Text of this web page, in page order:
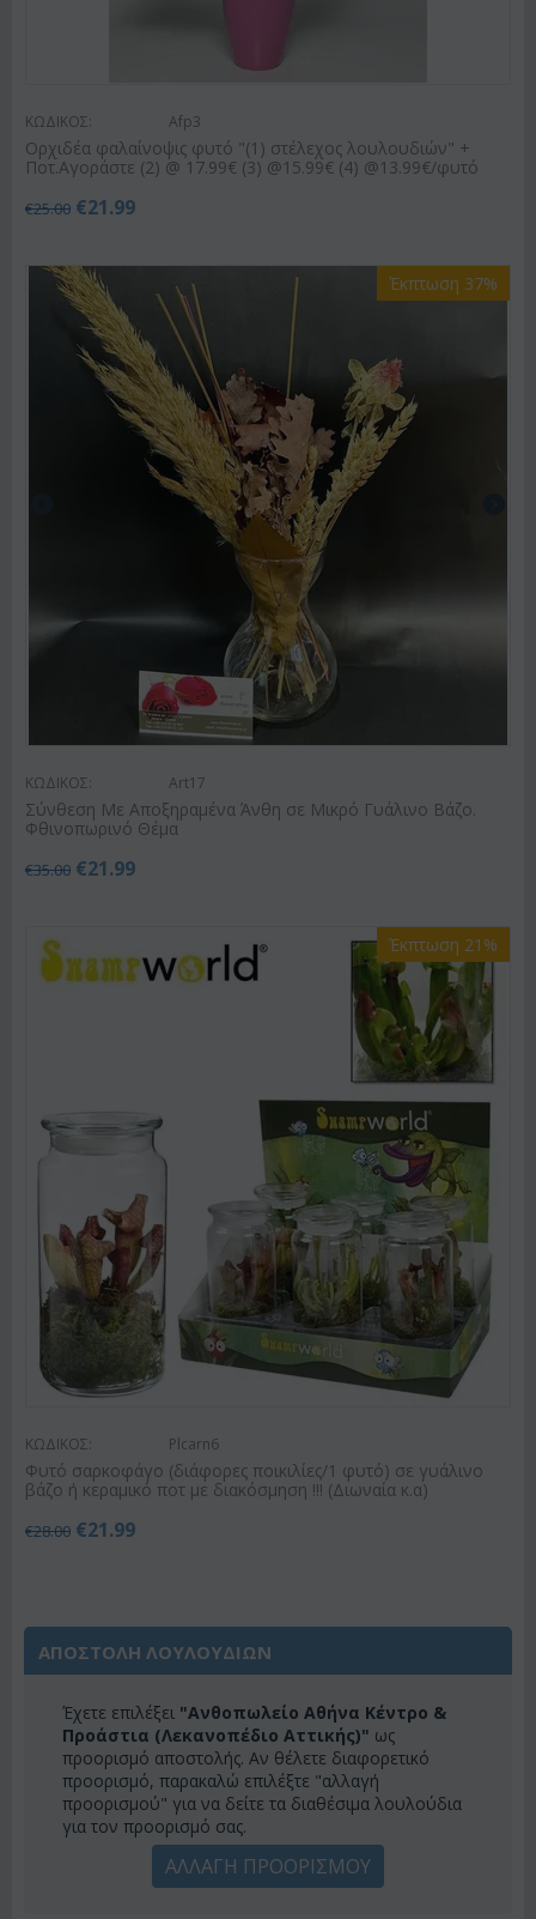
ΚΩΔΙΚΟΣ: Afp3
Ορχιδέα φαλαίνοψις φυτό "(1) στέλεχος λουλουδιών" +
Ποτ.Αγοράστε (2) @ 17.99€ (3) @15.99€ (4) @13.99€/φυτό
€25.00 €21.99
Έκπτωση 37%
ΚΩΔΙΚΟΣ: Art17
Σύνθεση Με Αποξηραμένα Άνθη σε Μικρό Γυάλινο Βάζο.
Φθινοπωρινό Θέμα
€35.00 €21.99
Έκπτωση 21%
ΚΩΔΙΚΟΣ: Plcarn6
Φυτό σαρκοφάγο (διάφορες ποικιλίες/1 φυτό) σε γυάλινο
βάζο ή κεραμικό ποτ με διακόσμηση !!! (Διωναία κ.α)
€28.00 €21.99
ΑΠΟΣΤΟΛΗ ΛΟΥΛΟΥΔΙΩΝ
Έχετε επιλέξει "Ανθοπωλείο Αθήνα Κέντρο &
Προάστια (Λεκανοπέδιο Αττικής)" ως
προορισμό αποστολής. Αν θέλετε διαφορετικό
προορισμό, παρακαλώ επιλέξτε "αλλαγή
προορισμού" για να δείτε τα διαθέσιμα λουλούδια
για τον προορισμό σας.
ΑΛΛΑΓΗ ΠΡΟΟΡΙΣΜΟΥ